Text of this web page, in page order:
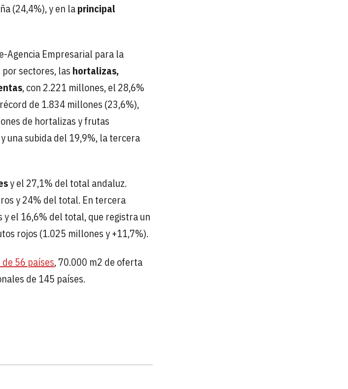
(24,4%), y en laprincipal
Agencia Empresarial para la
sectores, las hortalizas,
, con 2.221 millones, el 28,6%
de 1.834 millones (23,6%),
de hortalizas y frutas
una subida del 19,9%, la tercera
y el 27,1% del total andaluz.
y 24% del total. En tercera
y el 16,6% del total, que registra un
rojos (1.025 millones y +11,7%).
56 países, 70.000 m2 de oferta
de 145 países.